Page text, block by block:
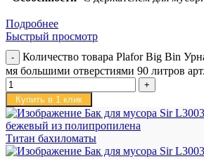
Подробнее
Быстрый просмотр
Количество товара Plafor Big Bin
мя большими отверстиями 90 литров
Купить в 1 клик
Титан бахиломаты